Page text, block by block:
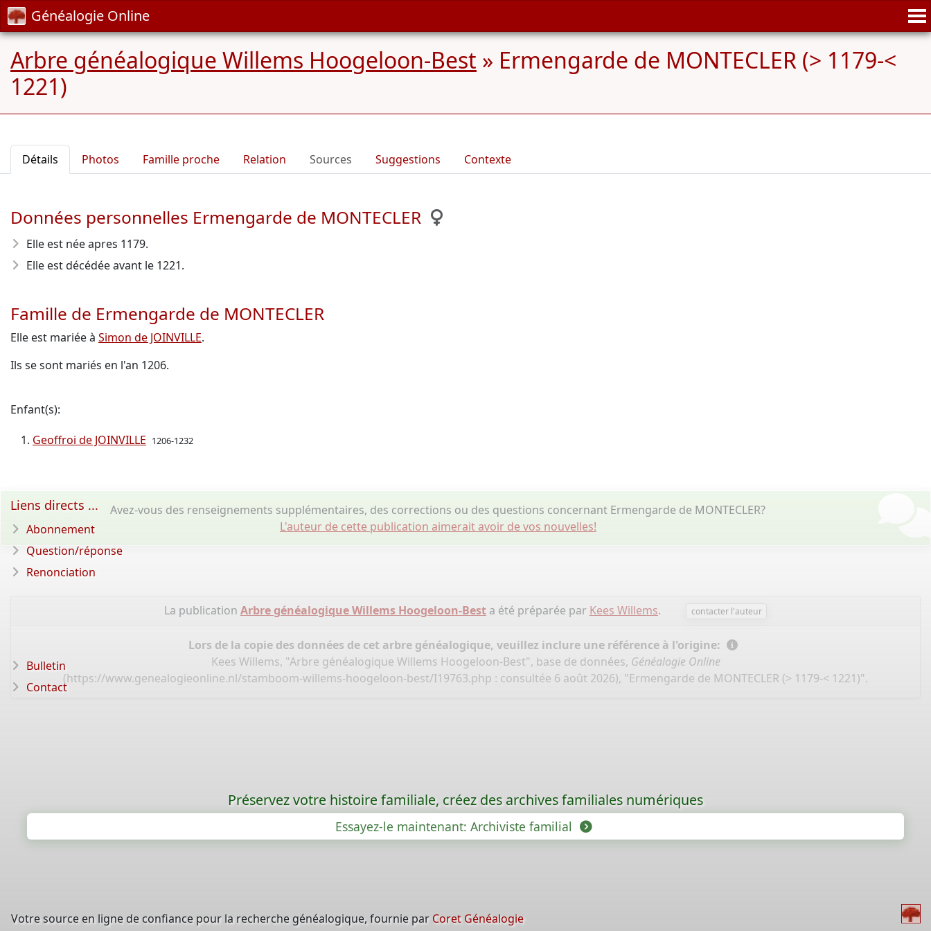
Généalogie Online
Arbre généalogique Willems Hoogeloon-Best » Ermengarde de MONTECLER (> 1179-<
1221)
Détails Photos Famille proche Relation Sources Suggestions Contexte
Données personnelles Ermengarde de MONTECLER
Elle est née apres 1179.
Elle est décédée avant le 1221.
Famille de Ermengarde de MONTECLER
Elle est mariée à Simon de JOINVILLE.
Ils se sont mariés en l'an 1206.
Enfant(s):
Geoffroi de JOINVILLE 1206-1232
Avez-vous des renseignements supplémentaires, des corrections ou des questions concernant Ermengarde de MONTECLER?
L'auteur de cette publication aimerait avoir de vos nouvelles!
La publication Arbre généalogique Willems Hoogeloon-Besta été préparée par Kees Willems. contacter l'auteur
Lors de la copie des données de cet arbre généalogique, veuillez inclure une référence à l'origine:
Kees Willems, "Arbre généalogique Willems Hoogeloon-Best", base de données, Généalogie Online
(https://www.genealogieonline.nl/stamboom-willems-hoogeloon-best/I19763.php : consultée 6 août 2026), "Ermengarde de MONTECLER (> 1179-< 1221)".
Liens directs ...
Abonnement
Question/réponse
Renonciation
Bulletin
Contact
Préservez votre histoire familiale, créez des archives familiales numériques
Essayez-le maintenant: Archiviste familial
Votre source en ligne de confiance pour la recherche généalogique, fournie par Coret Généalogie